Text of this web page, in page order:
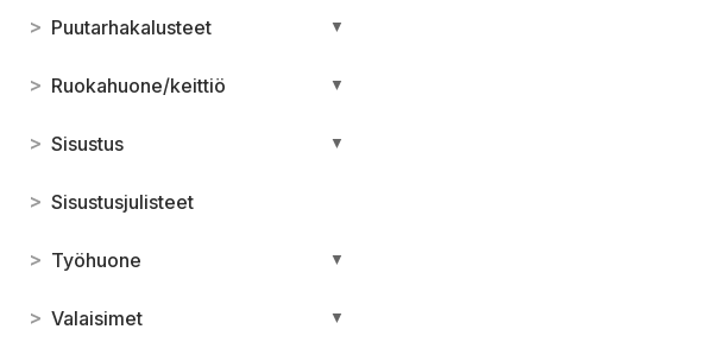
> Puutarhakalusteet ▼
> Ruokahuone/keittiö ▼
> Sisustus ▼
> Sisustusjulisteet
> Työhuone ▼
> Valaisimet ▼